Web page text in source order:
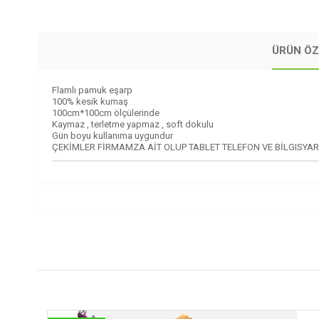
ÜRÜN
Flamlı pamuk eşarp
100% kesik kumaş
100cm*100cm ölçülerinde
Kaymaz , terletme yapmaz , soft dokulu
Gün boyu kullanıma uygundur
ÇEKİMLER FİRMAMZA AİT OLUP TABLET TELEFON VE